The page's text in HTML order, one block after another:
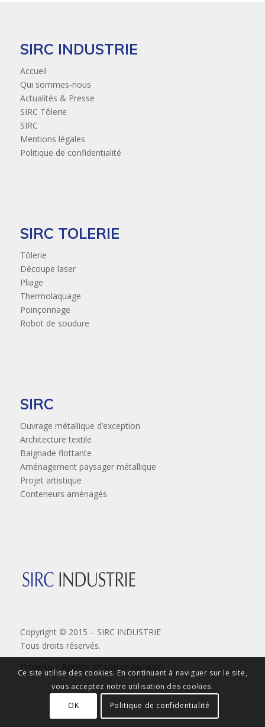
SIRC INDUSTRIE
Accueil
Qui sommes-nous
Actualités & Presse
SIRC Tôlerie
SIRC
Mentions légales
Politique de confidentialité
SIRC TOLERIE
Tôlerie
Découpe laser
Pliage
Thermolaquage
Poinçonnage
Robot de soudure
SIRC
Ouvrage métallique d’exception
Architecture textile
Baignade flottante
Aménagement paysager métallique
Projet artistique
Conteneurs aménagés
Copyright © 2015 – SIRC INDUSTRIE
Tous droits réservés.
Ce site utilise des cookies. En continuant à naviguer sur le site,
vous acceptez notre utilisation des cookies.
OK
Politique de confidentialité